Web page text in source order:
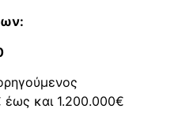
και 1.200.000€